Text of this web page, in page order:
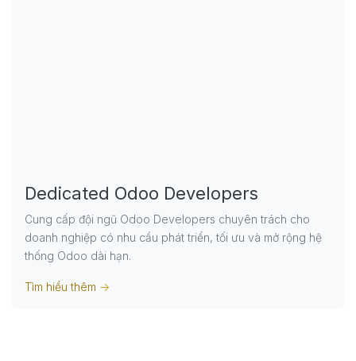
Dedicated Odoo Developers
Cung cấp đội ngũ Odoo Developers chuyên trách cho
doanh nghiệp có nhu cầu phát triển, tối ưu và mở rộng hệ
thống Odoo dài hạn.
Tìm hiểu thêm ->